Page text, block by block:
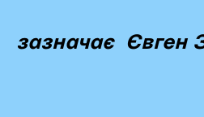
зазначає Євген